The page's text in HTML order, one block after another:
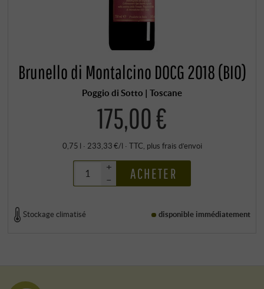
Brunello di Montalcino DOCG 2018 (BIO)
Poggio di Sotto | Toscane
175,00 €
0,75 l · 233,33 €/l · TTC , plus frais d’envoi
+
–
ACHETER
Stockage climatisé disponible immédiatement